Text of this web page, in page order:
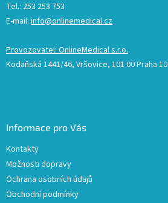
Tel.: 253 253 753
E-mail: info@onlinemedical.cz
Provozovatel: OnlineMedical s.r.o.
Kodaňská 1441/46, Vršovice, 101 00 Praha 10
Informace pro Vás
Kontakty
Možnosti dopravy
Ochrana osobních údajů
Obchodní podmínky